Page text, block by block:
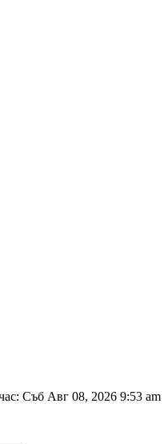
Съб Авг 08, 2026 9:53 am